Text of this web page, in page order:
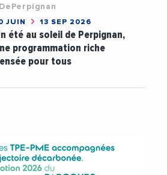
JUIN 13 SEP 2026
été au soleil de Perpignan,
programmation riche
pour tous